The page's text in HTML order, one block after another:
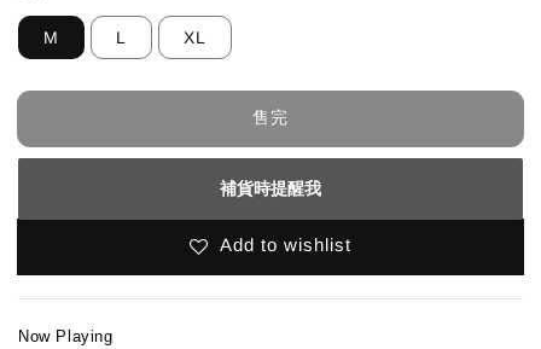
M L XL
售完
補貨時提醒我
Add to wishlist
Now Playing